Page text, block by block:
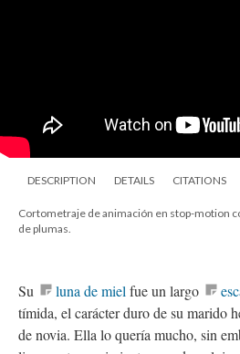
DESCRIPTION DETAILS CITATIONS
Cortometraje de animación en stop-motion
de plumas.
Su luna de mielfue un largo
tímida, el carácter duro de su marido
de novia. Ella lo quería mucho, sin